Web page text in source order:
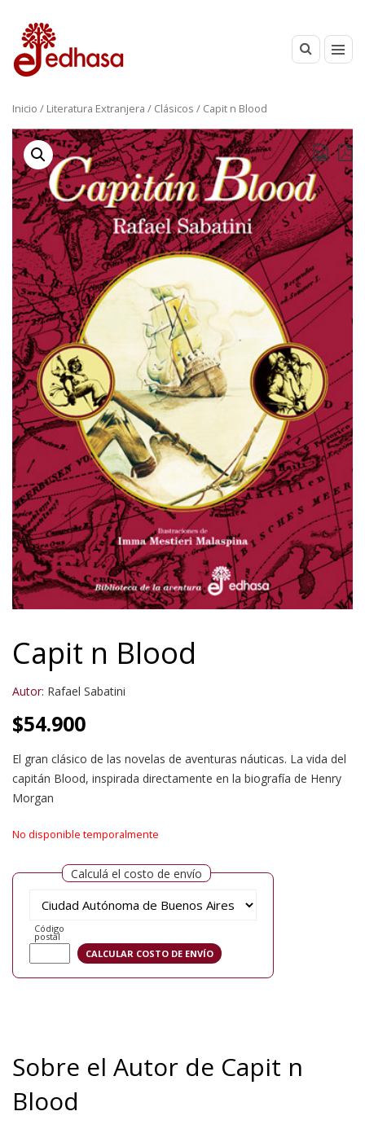
Inicio / Literatura Extranjera / Clásicos / Capit n Blood
Capit n Blood
Autor: Rafael Sabatini
$54.900
El gran clásico de las novelas de aventuras náuticas. La vida del
capitán Blood, inspirada directamente en la biografía de Henry
Morgan
No disponible temporalmente
Calculá el costo de envío
Código
postal
Sobre el Autor de Capit n
Blood